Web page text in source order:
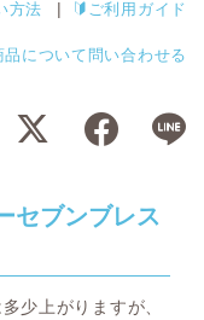
方法 ご利用ガイド
品について問い合わせる
セブンブレス
少上がりますが、